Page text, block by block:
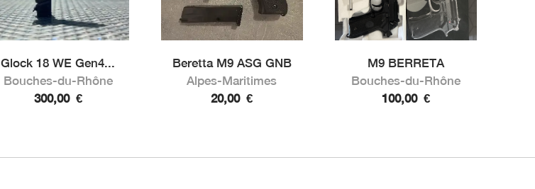
Glock 18 WE Gen4...
Bouches-du-Rhône
300,00 €
Beretta M9 ASG GNB
Alpes-Maritimes
20,00 €
M9 BERRETA
Bouches-du-Rhône
100,00 €